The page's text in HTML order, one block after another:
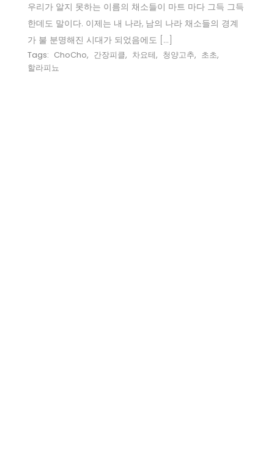
우리가 알지 못하는 이름의 채소들이 마트 마다 그득 그득
한데도 말이다. 이제는 내 나라, 남의 나라 채소들의 경계
가 불 분명해진 시대가 되었음에도 […]
Tags: ChoCho, 간장피클, 차요테, 청양고추, 초초,
할라피뇨